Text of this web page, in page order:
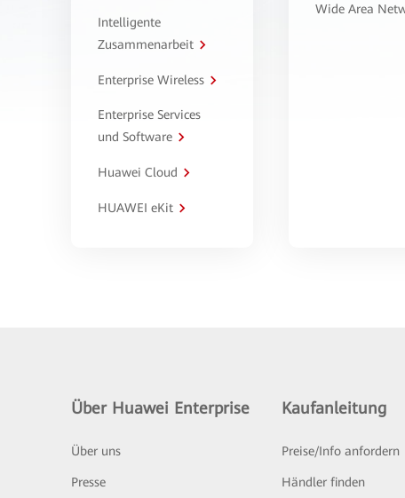
Intelligente
Zusammenarbeit
Enterprise Wireless
Enterprise Services
und Software
Huawei Cloud
HUAWEI eKit
Wide Area
Über Huawei Enterprise
Über uns
Presse
Kaufanleitung
Preise/Info anfordern
Händler finden